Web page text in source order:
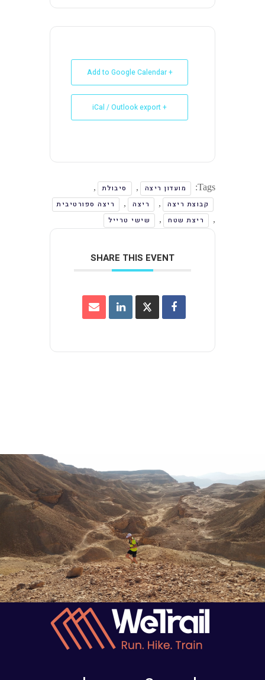
+ Add to Google Calendar
+ iCal / Outlook export
Tags: מועדון ריצה , סיבולת
,
קבוצת ריצה
, ריצה ,
ריצה ספורטיבית
,
ריצת שטח , שישי טרייל
SHARE THIS EVENT